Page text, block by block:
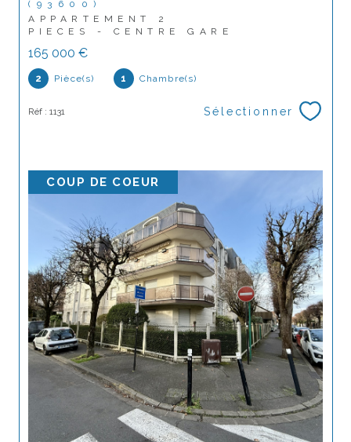
(93600)
APPARTEMENT 2
PIECES - CENTRE GARE
165 000 €
2 Pièce(s) 1 Chambre(s)
Réf : 1131 Sélectionner
COUP DE COEUR